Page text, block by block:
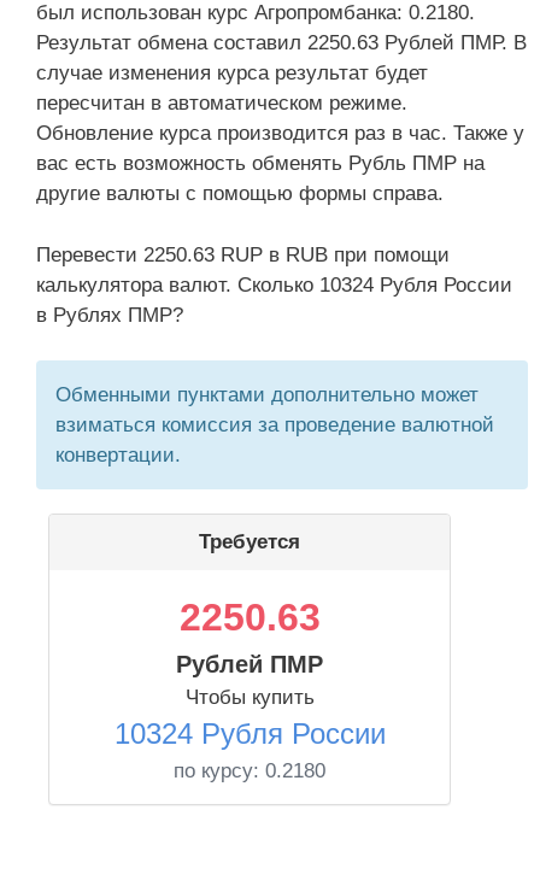
был использован курс Агропромбанка: 0.2180.
Результат обмена составил 2250.63 Рублей ПМР. В
случае изменения курса результат будет
пересчитан в автоматическом режиме.
Обновление курса производится раз в час. Также у
вас есть возможность обменять Рубль ПМР на
другие валюты с помощью формы справа.
Перевести 2250.63 RUP в RUB при помощи
калькулятора валют. Сколько 10324 Рубля России
в Рублях ПМР?
Обменными пунктами дополнительно может
взиматься комиссия за проведение валютной
конвертации.
Требуется
2250.63
Рублей ПМР
Чтобы купить
10324 Рубля России
по курсу: 0.2180